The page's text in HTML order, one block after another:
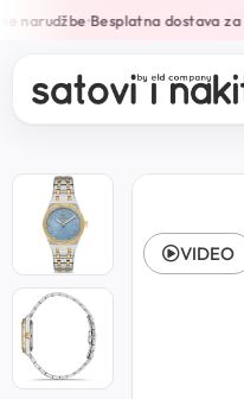
narudžbe•Besplatna dostava za
VIDEO